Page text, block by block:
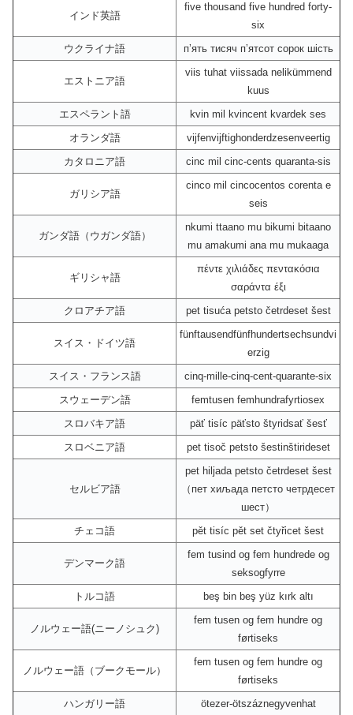
インド英語
five thousand five hundred forty-
six
ウクライナ語
пʼять тисяч пʼятсот сорок шість
エストニア語
viis tuhat viissada nelikümmend
kuus
エスペラント語
kvin mil kvincent kvardek ses
オランダ語
vijfenvijftighonderdzesenveertig
カタロニア語
cinc mil cinc-cents quaranta-sis
ガリシア語
cinco mil cincocentos corenta e
seis
ガンダ語（ウガンダ語）
nkumi ttaano mu bikumi bitaano
mu amakumi ana mu mukaaga
ギリシャ語
πέντε χιλιάδες πεντακόσια
σαράντα έξι
クロアチア語
pet tisuća petsto četrdeset šest
スイス・ドイツ語
fünftausendfünfhundertsechsundvi
erzig
スイス・フランス語
cinq-mille-cinq-cent-quarante-six
スウェーデン語
femtusen femhundrafyrtiosex
スロバキア語
päť tisíc päťsto štyridsať šesť
スロベニア語
pet tisoč petsto šestinštirideset
セルビア語
pet hiljada petsto četrdeset šest
（пет хиљада петсто четрдесет
шест）
チェコ語
pět tisíc pět set čtyřicet šest
デンマーク語
fem tusind og fem hundrede og
seksogfyrre
トルコ語
beş bin beş yüz kırk altı
ノルウェー語(ニーノシュク)
fem tusen og fem hundre og
førtiseks
ノルウェー語（ブークモール）
fem tusen og fem hundre og
førtiseks
ハンガリー語
ötezer-ötszáznegyvenhat